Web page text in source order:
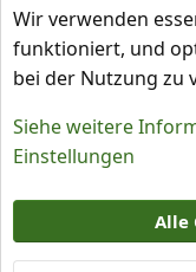
Hilfe und Impressum
Hilfe und Impressum
Wir verwenden
funktioniert, und
bei der Nutzung zu
Siehe weitere
Einstellungen
Alle